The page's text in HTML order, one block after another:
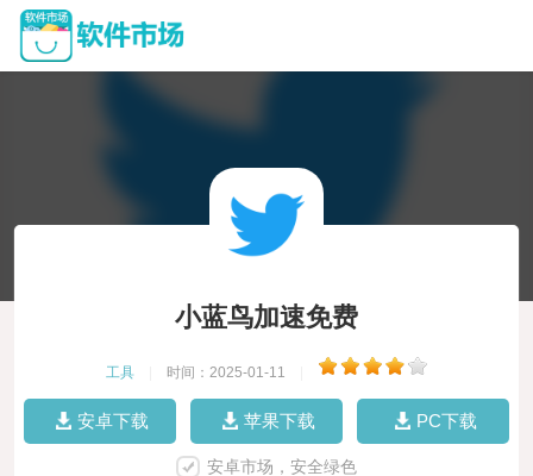
小蓝鸟加速免费
工具 时间：2025-01-11
安卓下载 苹果下载 PC下载
安卓市场，安全绿色